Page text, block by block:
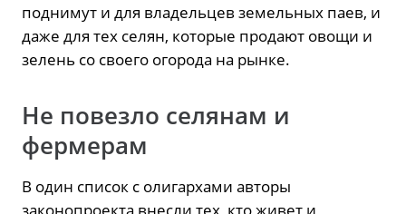
поднимут и для владельцев земельных паев, и
даже для тех селян, которые продают овощи и
зелень со своего огорода на рынке.
Не повезло селянам и
фермерам
В один список с олигархами авторы
законопроекта внесли тех, кто живет и